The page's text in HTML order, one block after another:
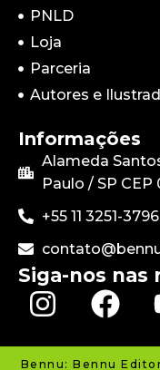
PNLD
Loja
Parceria
Autores e
Informações
Alameda
Paulo / SP CEP
+55 11 3251-3796
Siga-nos nas
Bennu: Bennu